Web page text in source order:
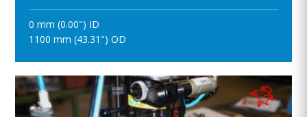
0 mm (0.00") ID
1100 mm (43.31") OD
ПОЛОЖИТЪ В КОРЗИНУ